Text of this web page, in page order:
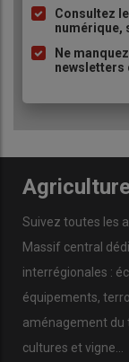
Consultez
numérique,
Ne
newsletters
Suivez toutes les
Massif central
interrégionales :
équipements,
aménagement du
cultures et vigne...